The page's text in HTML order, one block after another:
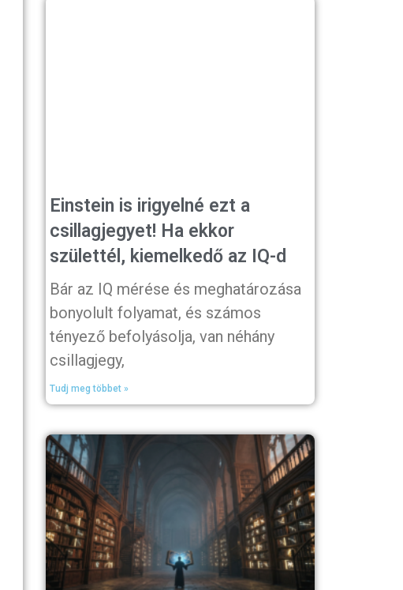
Einstein is irigyelné ezt a
csillagjegyet! Ha ekkor
születtél, kiemelkedő az IQ-d
Bár az IQ mérése és meghatározása
bonyolult folyamat, és számos
tényező befolyásolja, van néhány
csillagjegy,
Tudj meg többet »